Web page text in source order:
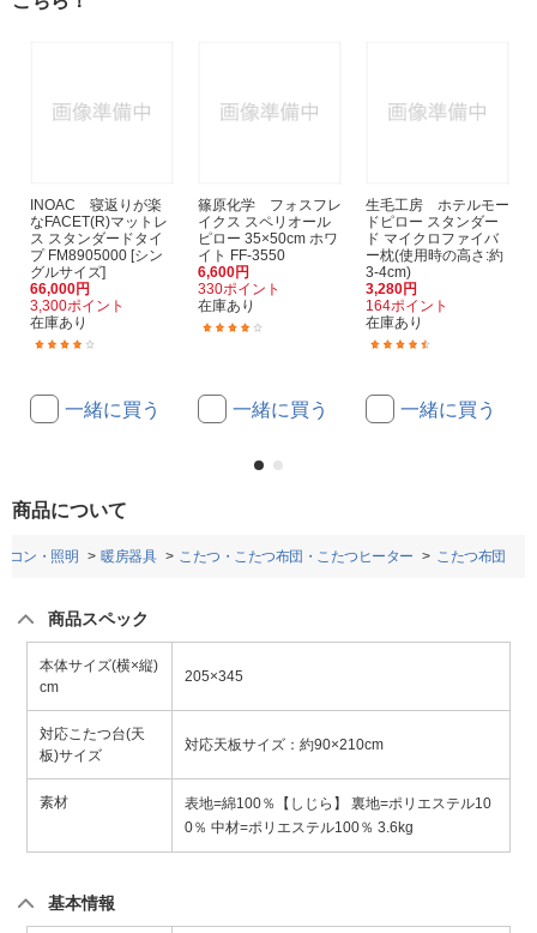
INOAC 寝返りが楽
なFACET(R)マットレ
ス スタンダードタイ
プ FM8905000 [シン
グルサイズ]
66,000円
3,300ポイント
在庫あり
一緒に買う
篠原化学 フォスフレ
イクス スペリオール
ピロー 35×50cm ホワ
イト FF-3550
6,600円
330ポイント
在庫あり
一緒に買う
生毛工房 ホテルモー
ドピロー スタンダー
ド マイクロファイバ
ー枕(使用時の高さ:約
3-4cm)
3,280円
164ポイント
在庫あり
一緒に買う
商品について
コン・照明 暖房器具 こたつ・こたつ布団・こたつヒーター こたつ布団
商品スペック
本体サイズ(横×縦)
cm
205×345
対応こたつ台(天
板)サイズ
対応天板サイズ：約90×210cm
素材
表地=綿100％【しじら】 裏地=ポリエステル10
0％ 中材=ポリエステル100％ 3.6kg
基本情報